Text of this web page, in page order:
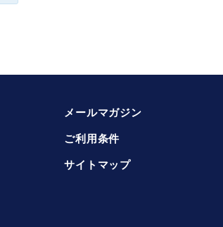
メールマガジン
ご利用条件
サイトマップ